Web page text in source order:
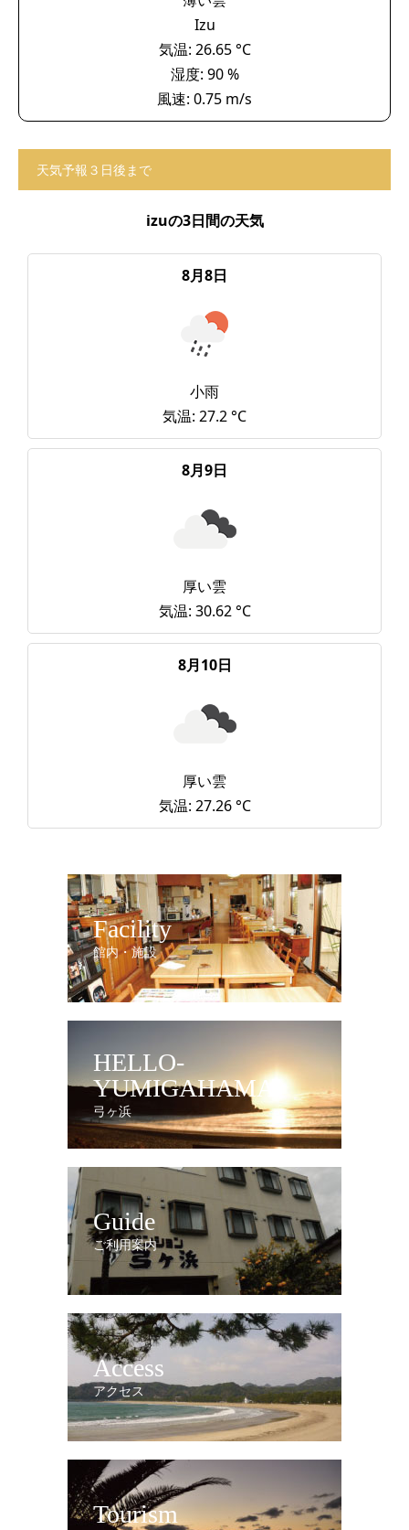
Izu
気温: 26.65 °C
湿度: 90 %
風速: 0.75 m/s
天気予報３日後まで
izuの3日間の天気
8月8日
小雨
気温: 27.2 °C
8月9日
厚い雲
気温: 30.62 °C
8月10日
厚い雲
気温: 27.26 °C
Facility
館内・施設
HELLO-
YUMIGAHAMA
弓ヶ浜
Guide
ご利用案内
Access
アクセス
Tourism